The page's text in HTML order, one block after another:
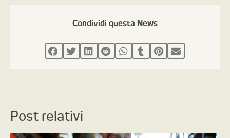
Condividi questa News
Post relativi